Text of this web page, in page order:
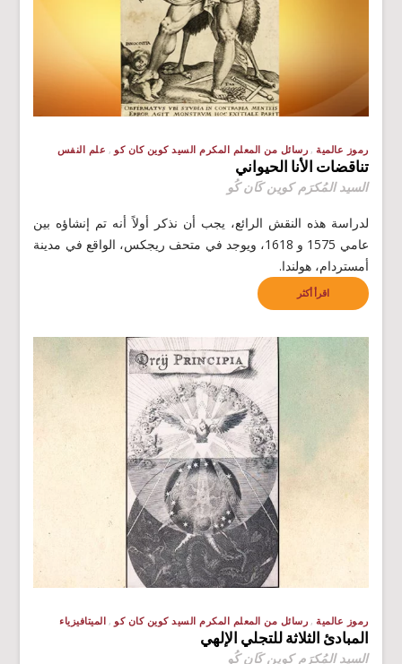
رموز عالمية رسائل من المعلم المكرم السيد كوين كان كو علم النفس
تناقضات الأنا الحيواني
السيد المُكرَم كوين كَان كُو
لدراسة هذه النقش الرائع، يجب أن نذكر أولاً أنه تم إنشاؤه بين
عامي 1575 و 1618، ويوجد في متحف ريجكس، الواقع في مدينة
أمستردام، هولندا.
اقرأ أكثر
رموز عالمية رسائل من المعلم المكرم السيد كوين كان كو الميتافيزياء
المبادئ الثلاثة للتجلي الإلهي
السيد المُكرَم كوين كَان كُو